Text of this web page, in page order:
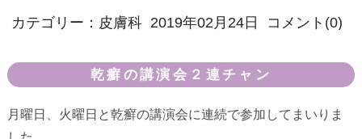
カテゴリー： 皮膚科 2019年02月24日 コメント(0)
乾癬の講演会２連チャン
月曜日、火曜日と乾癬の講演会に連続で参加してまいりま